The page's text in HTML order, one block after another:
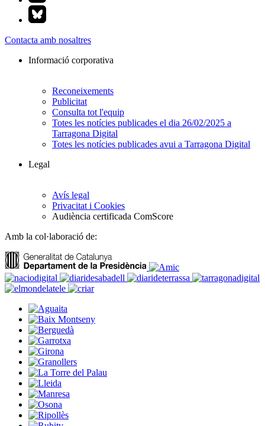
Contacta amb nosaltres
Informació corporativa
Reconeixements
Publicitat
Consulta tot l'equip
Totes les notícies publicades el dia 26/02/2025 a
Tarragona Digital
Totes les notícies publicades avui a Tarragona Digital
Legal
Avís legal
Privacitat i Cookies
Audiència certificada ComScore
Amb la col·laboració de: